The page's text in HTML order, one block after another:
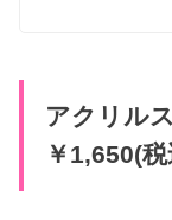
アクリル
￥1,650(